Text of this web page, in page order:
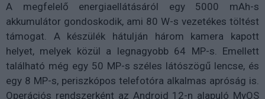
A megfelelő energiaellátásáról egy 5000 mAh-s
akkumulátor gondoskodik, ami 80 W-s vezetékes töltést
támogat. A készülék hátulján három kamera kapott
helyet, melyek közül a legnagyobb 64 MP-s. Emellett
található még egy 50 MP-s széles látószögű lencse, és
egy 8 MP-s, periszkópos telefotóra alkalmas apróság is.
Operációs rendszerként az Android 12-n alapuló MyOS